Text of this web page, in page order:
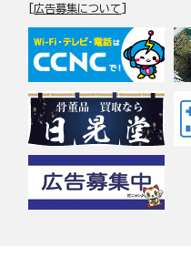
[広告募集について